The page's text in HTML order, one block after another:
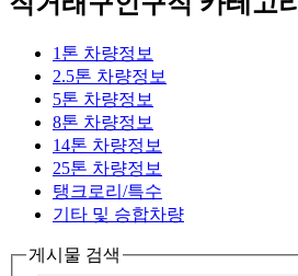
1톤 차량정보
2.5톤 차량정보
5톤 차량정보
8톤 차량정보
14톤 차량정보
25톤 차량정보
탱크로리/특수
기타 및 승합차량
게시물 검색